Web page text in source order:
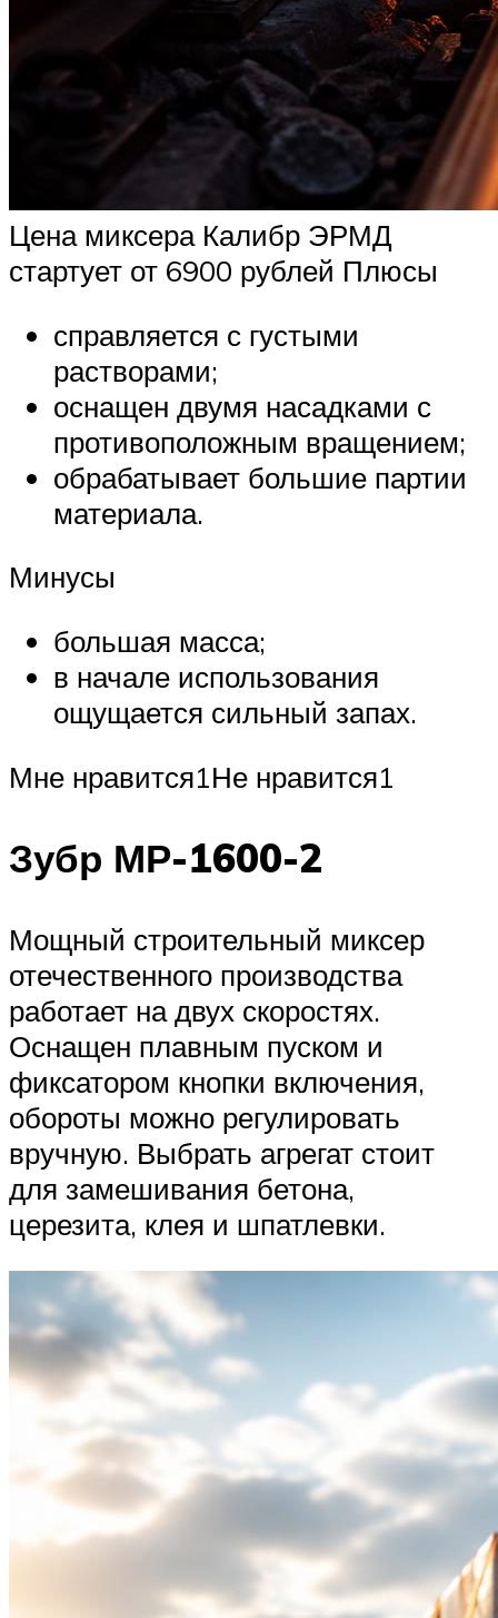
Цена миксера Калибр ЭРМД
стартует от 6900 рублей Плюсы
справляется с густыми
растворами;
оснащен двумя насадками с
противоположным вращением;
обрабатывает большие партии
материала.
Минусы
большая масса;
в начале использования
ощущается сильный запах.
Мне нравится1Не нравится1
Зубр МР-1600-2
Мощный строительный миксер
отечественного производства
работает на двух скоростях.
Оснащен плавным пуском и
фиксатором кнопки включения,
обороты можно регулировать
вручную. Выбрать агрегат стоит
для замешивания бетона,
церезита, клея и шпатлевки.